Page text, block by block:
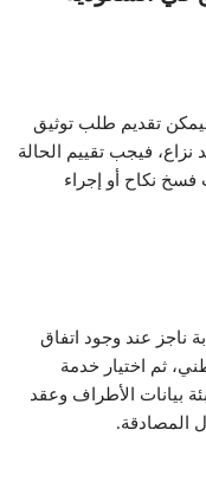
تقديم طلب توثيق
نزاع، فيجب تقييم الحالة
نكاح أو إجراء
ناجز عند وجود اتفاق
ثم اختيار خدمة
بيانات الأطراف وعقد
المصادقة.